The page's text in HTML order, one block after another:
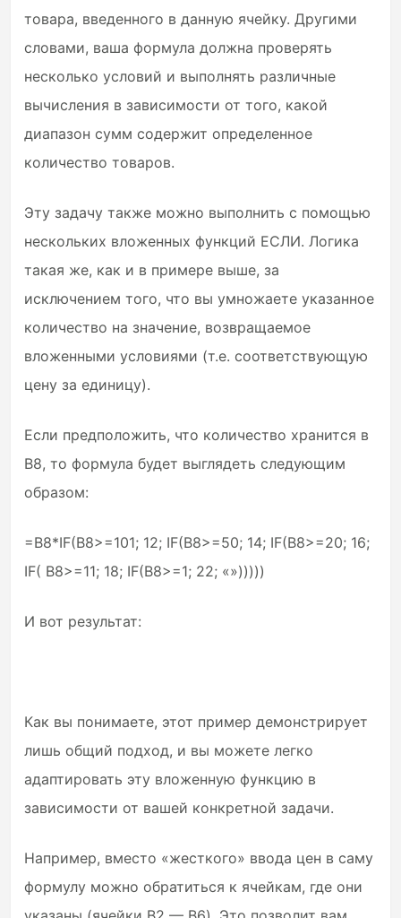
товара, введенного в данную ячейку. Другими
словами, ваша формула должна проверять
несколько условий и выполнять различные
вычисления в зависимости от того, какой
диапазон сумм содержит определенное
количество товаров.
Эту задачу также можно выполнить с помощью
нескольких вложенных функций ЕСЛИ. Логика
такая же, как и в примере выше, за
исключением того, что вы умножаете указанное
количество на значение, возвращаемое
вложенными условиями (т.е. соответствующую
цену за единицу).
Если предположить, что количество хранится в
B8, то формула будет выглядеть следующим
образом:
=B8*IF(B8>=101; 12; IF(B8>=50; 14; IF(B8>=20; 16;
IF( B8>=11; 18; IF(B8>=1; 22; «»)))))
И вот результат:
Как вы понимаете, этот пример демонстрирует
лишь общий подход, и вы можете легко
адаптировать эту вложенную функцию в
зависимости от вашей конкретной задачи.
Например, вместо «жесткого» ввода цен в саму
формулу можно обратиться к ячейкам, где они